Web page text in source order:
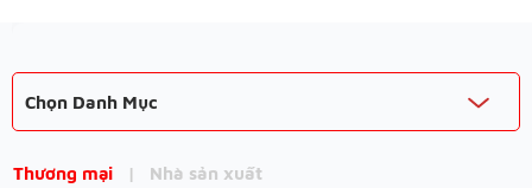
Chọn Danh Mục
Thương mại | Nhà sản xuất